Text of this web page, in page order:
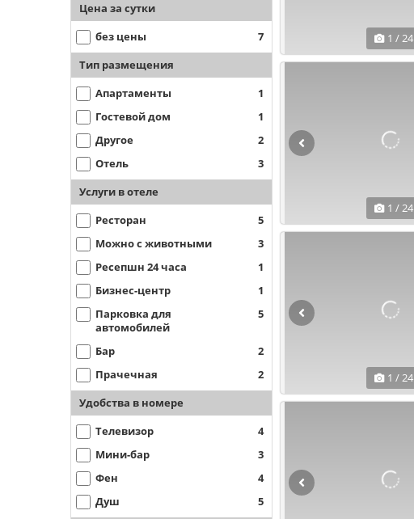
Цена за сутки
без цены 7
Тип размещения
Апартаменты
1
Гостевой дом
1
Другое
2
Отель
3
Услуги в отеле
Ресторан
5
Можно с животными
3
Ресепшн 24 часа
1
Бизнес-центр
1
Парковка для
автомобилей
5
Бар
2
Прачечная
2
Удобства в номере
Телевизор
4
Мини-бар
3
Фен
4
Душ
5
1 / 24
1 / 24
1 / 24